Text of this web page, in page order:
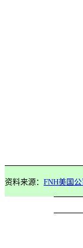
资料来源： FNH美国公